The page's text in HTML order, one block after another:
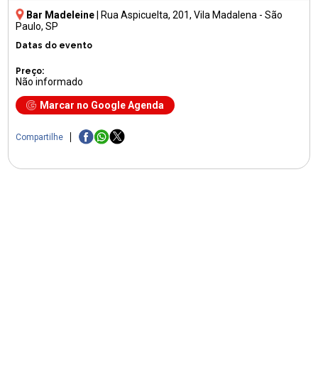
Bar Madeleine Rua Aspicuelta, 201, Vila Madalena - São
Paulo, SP
Datas do evento
Preço:
Não informado
Marcar no Google Agenda
Compartilhe